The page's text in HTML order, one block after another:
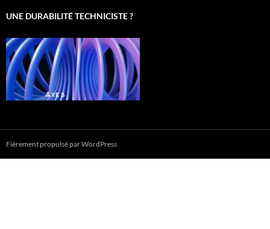
UNE DURABILITÉ TECHNICISTE ?
Fièrement propulsé par WordPress